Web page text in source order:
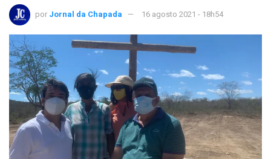
por Jornal da Chapada 16 agosto 2021 - 18h54